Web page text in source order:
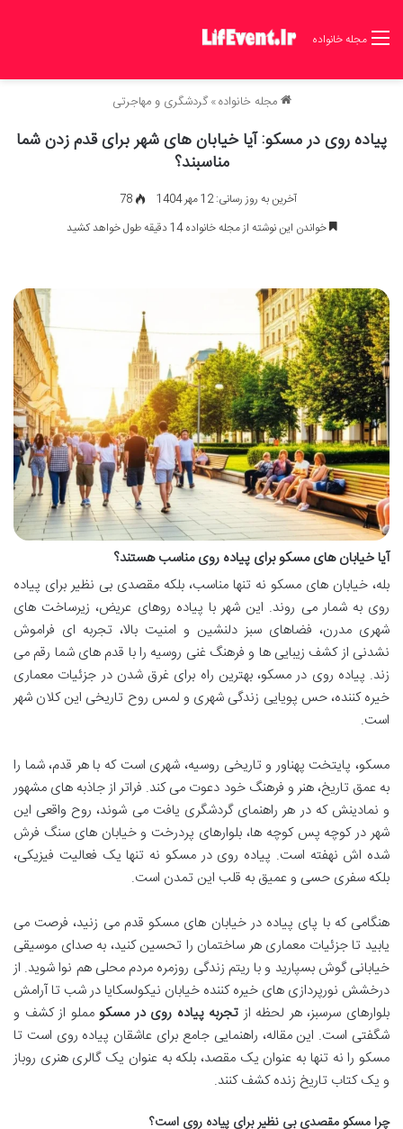
مجله خانواده
مجله خانواده» گردشگری و مهاجرتی
پیاده روی در مسکو: آیا خیابان های شهر برای قدم زدن شما
مناسبند؟
آخرین به روز رسانی: 12 مهر 1404
78
خواندن این نوشته از مجله خانواده 14 دقیقه طول خواهد کشید
آیا خیابان های مسکو برای پیاده روی مناسب هستند؟
بله، خیابان های مسکو نه تنها مناسب، بلکه مقصدی بی نظیر برای پیاده
روی به شمار می روند. این شهر با پیاده روهای عریض، زیرساخت های
شهری مدرن، فضاهای سبز دلنشین و امنیت بالا، تجربه ای فراموش
نشدنی از کشف زیبایی ها و فرهنگ غنی روسیه را با قدم های شما رقم می
زند. پیاده روی در مسکو، بهترین راه برای غرق شدن در جزئیات معماری
خیره کننده، حس پویایی زندگی شهری و لمس روح تاریخی این کلان شهر
است.
مسکو، پایتخت پهناور و تاریخی روسیه، شهری است که با هر قدم، شما را
به عمق تاریخ، هنر و فرهنگ خود دعوت می کند. فراتر از جاذبه های مشهور
و نمادینش که در هر راهنمای گردشگری یافت می شوند، روح واقعی این
شهر در کوچه پس کوچه ها، بلوارهای پردرخت و خیابان های سنگ فرش
شده اش نهفته است. پیاده روی در مسکو نه تنها یک فعالیت فیزیکی،
بلکه سفری حسی و عمیق به قلب این تمدن است.
هنگامی که با پای پیاده در خیابان های مسکو قدم می زنید، فرصت می
یابید تا جزئیات معماری هر ساختمان را تحسین کنید، به صدای موسیقی
خیابانی گوش بسپارید و با ریتم زندگی روزمره مردم محلی هم نوا شوید. از
درخشش نورپردازی های خیره کننده خیابان نیکولسکایا در شب تا آرامش
بلوارهای سرسبز، هر لحظه از تجربه پیاده روی در مسکومملو از کشف و
شگفتی است. این مقاله، راهنمایی جامع برای عاشقان پیاده روی است تا
مسکو را نه تنها به عنوان یک مقصد، بلکه به عنوان یک گالری هنری روباز
و یک کتاب تاریخ زنده کشف کنند.
چرا مسکو مقصدی بی نظیر برای پیاده روی است؟